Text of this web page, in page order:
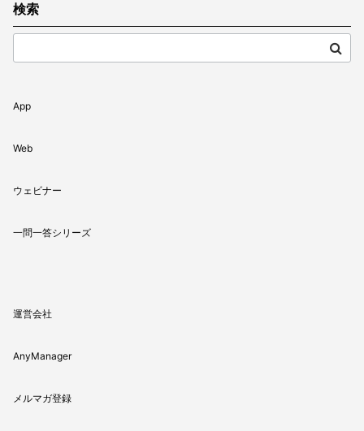
検索
App
Web
ウェビナー
一問一答シリーズ
運営会社
AnyManager
メルマガ登録